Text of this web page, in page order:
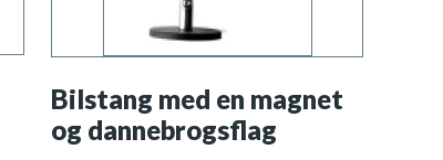
Bilstang med en magnet
og dannebrogsflag